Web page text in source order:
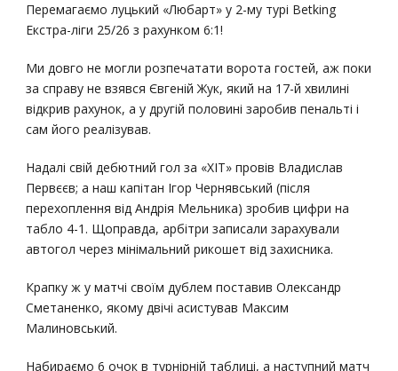
Перемагаємо луцький «Любарт» у 2-му турі Betking
Екстра-ліги 25/26 з рахунком 6:1!
Ми довго не могли розпечатати ворота гостей, аж поки
за справу не взявся Євгеній Жук, який на 17-й хвилині
відкрив рахунок, а у другій половині заробив пенальті і
сам його реалізував.
Надалі свій дебютний гол за «ХІТ» провів Владислав
Первєєв; а наш капітан Ігор Чернявський (після
перехоплення від Андрія Мельника) зробив цифри на
табло 4-1. Щоправда, арбітри записали зарахували
автогол через мінімальний рикошет від захисника.
Крапку ж у матчі своїм дублем поставив Олександр
Сметаненко, якому двічі асистував Максим
Малиновський.
Набираємо 6 очок в турнірній таблиці, а наступний матч